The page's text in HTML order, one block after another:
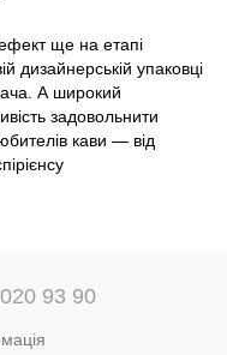
ще на етапі
дизайнерській упаковці
А широкий
задовольнити
кави — від
93 90